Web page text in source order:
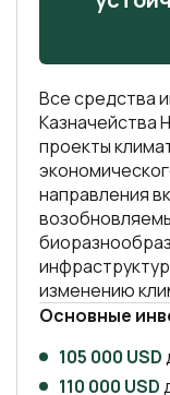
Мавритания
Мадагаскар
Малави
Мозамбик
Нигерия
Руанда
Сейшельские
Острова
Сьерра-Леоне
Танзания
Все средства
Казначейства
проекты
направления
изменению
Основные
105 000 USD
110 000 USD
членами
115 000 USD
более